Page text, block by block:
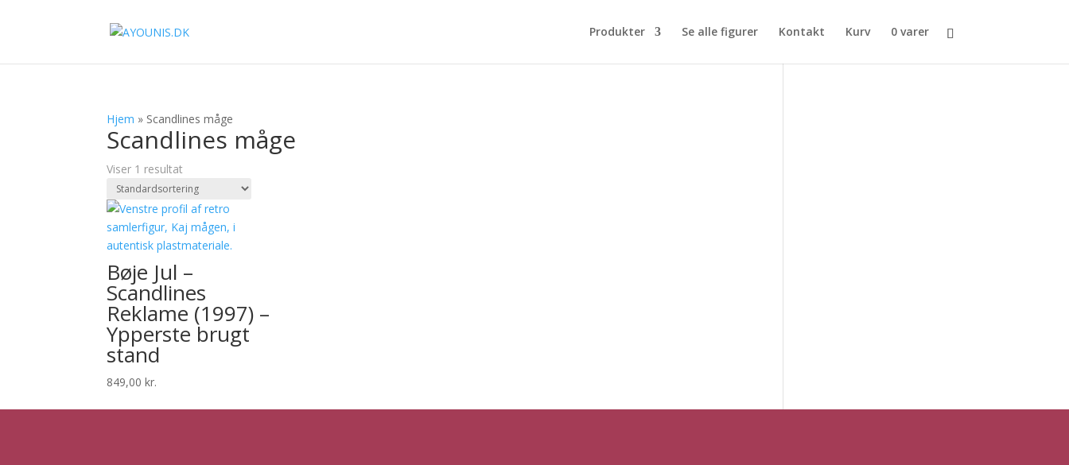
Produkter Se alle figurer Kontakt Kurv 0 varer
Hjem » Scandlines måge
Scandlines måge
Viser 1 resultat
Bøje Jul –
Scandlines
Reklame (1997) –
Ypperste brugt
stand
849,00kr.